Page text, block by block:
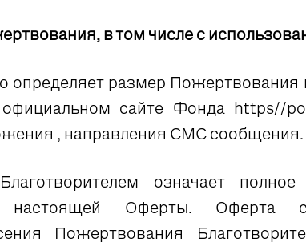
в том числе с
определяет размер
сайте Фонда https//
, направления СМС сообщения.
означает
настоящей Оферты. Оферта
Пожертвования